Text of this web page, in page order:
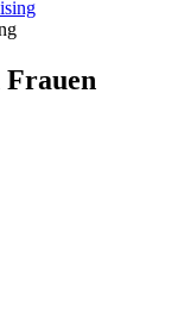
Frauen